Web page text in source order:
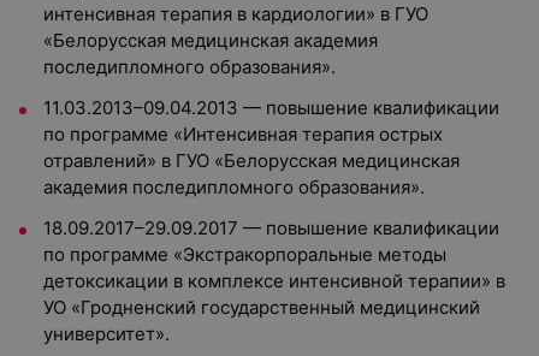
интенсивная терапия в кардиологии» в ГУО
«Белорусская медицинская академия
последипломного образования».
11.03.2013–09.04.2013 — повышение квалификации
по программе «Интенсивная терапия острых
отравлений» в ГУО «Белорусская медицинская
академия последипломного образования».
18.09.2017–29.09.2017 — повышение квалификации
по программе «Экстракорпоральные методы
детоксикации в комплексе интенсивной терапии» в
УО «Гродненский государственный медицинский
университет».